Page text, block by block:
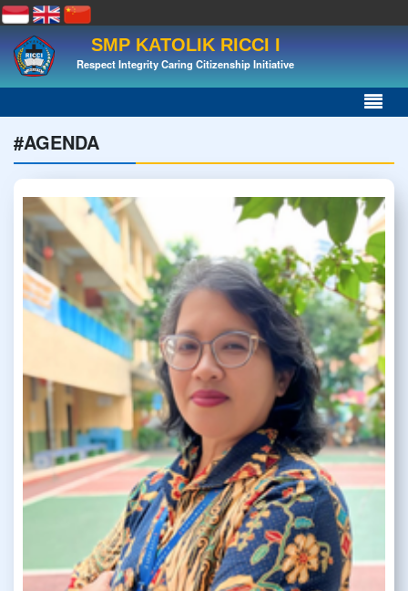
SMP KATOLIK RICCI I
Respect Integrity Caring Citizenship Initiative
#AGENDA